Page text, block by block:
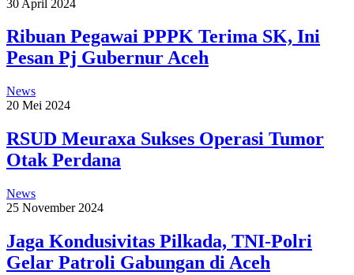
30 April 2024
Ribuan Pegawai PPPK Terima SK, Ini
Pesan Pj Gubernur Aceh
News
20 Mei 2024
RSUD Meuraxa Sukses Operasi Tumor
Otak Perdana
News
25 November 2024
Jaga Kondusivitas Pilkada, TNI-Polri
Gelar Patroli Gabungan di Aceh